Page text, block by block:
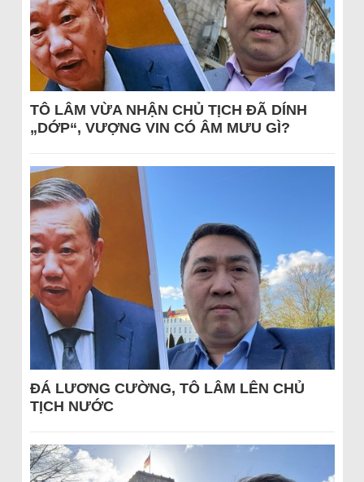
TÔ LÂM VỪA NHẬN CHỦ TỊCH ĐÃ DÍNH
„DỚP“, VƯỢNG VIN CÓ ÂM MƯU GÌ?
ĐÁ LƯƠNG CƯỜNG, TÔ LÂM LÊN CHỦ
TỊCH NƯỚC